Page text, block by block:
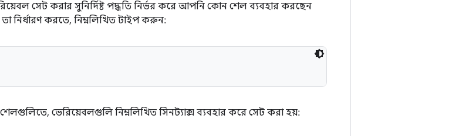
সেট করার সুনির্দিষ্ট পদ্ধতি নির্ভর করে আপনি কোন শেল ব্যবহার করছেন
নির্ধারণ করতে, নিম্নলিখিত টাইপ করুন:
ভেরিয়েবলগুলি নিম্নলিখিত সিনট্যাক্স ব্যবহার করে সেট করা হয়: